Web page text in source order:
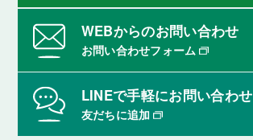
WEBからのお問い合わせ
お問い合わせフォーム
LINEで手軽にお問い合わせ
友だちに追加